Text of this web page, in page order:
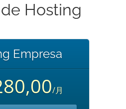
Hosting
Empresa
/月